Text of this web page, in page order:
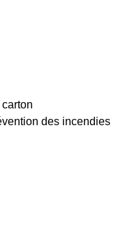
des incendies